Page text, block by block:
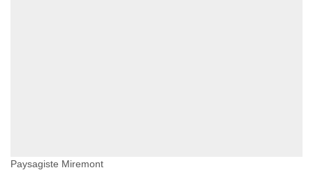
Paysagiste Miremont